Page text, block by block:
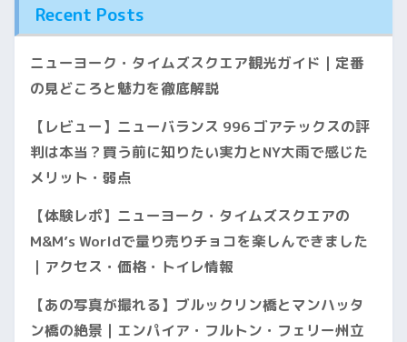
Recent Posts
ニューヨーク・タイムズスクエア観光ガイド｜定番
の見どころと魅力を徹底解説
【レビュー】ニューバランス 996 ゴアテックスの評
判は本当？買う前に知りたい実力とNY大雨で感じた
メリット・弱点
【体験レポ】ニューヨーク・タイムズスクエアの
M&M’s Worldで量り売りチョコを楽しんできました
｜アクセス・価格・トイレ情報
【あの写真が撮れる】ブルックリン橋とマンハッタ
ン橋の絶景｜エンパイア・フルトン・フェリー州立